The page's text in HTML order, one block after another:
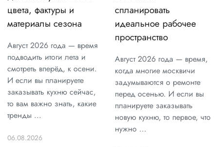
цвета, фактуры и
материалы сезона
Август 2026 года — время
подводить итоги лета и
смотреть вперёд, к осени.
И если вы планируете
заказывать кухню сейчас,
то вам важно знать, какие
тренды ...
06.08.2026
спланировать
идеальное рабочее
пространство
Август 2026 года — время,
когда многие москвичи
задумываются о ремонте
перед осенью. И если вы
планируете заказывать
новую кухню, то первое, что
нужно ...